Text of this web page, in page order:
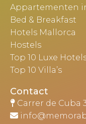
Appartementen
Bed & Breakfast
Hotels Mallorca
Hostels
Top 10 Luxe
Top 10 Villa’s
Contact
Carrer de Cuba